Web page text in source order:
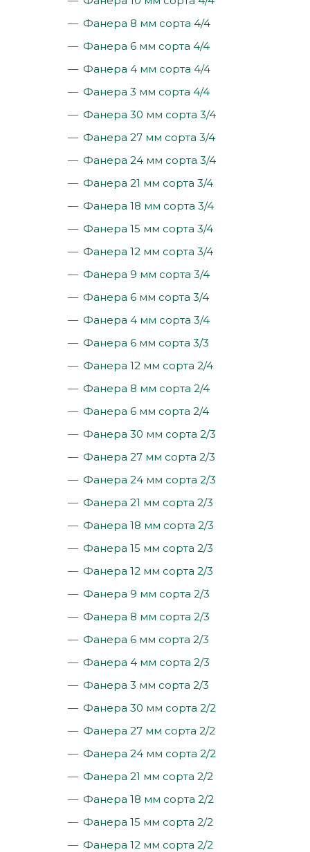
Фанера 8 мм сорта 4/4
Фанера 6 мм сорта 4/4
Фанера 4 мм сорта 4/4
Фанера 3 мм сорта 4/4
Фанера 30 мм сорта 3/4
Фанера 27 мм сорта 3/4
Фанера 24 мм сорта 3/4
Фанера 21 мм сорта 3/4
Фанера 18 мм сорта 3/4
Фанера 15 мм сорта 3/4
Фанера 12 мм сорта 3/4
Фанера 9 мм сорта 3/4
Фанера 6 мм сорта 3/4
Фанера 4 мм сорта 3/4
Фанера 6 мм сорта 3/3
Фанера 12 мм сорта 2/4
Фанера 8 мм сорта 2/4
Фанера 6 мм сорта 2/4
Фанера 30 мм сорта 2/3
Фанера 27 мм сорта 2/3
Фанера 24 мм сорта 2/3
Фанера 21 мм сорта 2/3
Фанера 18 мм сорта 2/3
Фанера 15 мм сорта 2/3
Фанера 12 мм сорта 2/3
Фанера 9 мм сорта 2/3
Фанера 8 мм сорта 2/3
Фанера 6 мм сорта 2/3
Фанера 4 мм сорта 2/3
Фанера 3 мм сорта 2/3
Фанера 30 мм сорта 2/2
Фанера 27 мм сорта 2/2
Фанера 24 мм сорта 2/2
Фанера 21 мм сорта 2/2
Фанера 18 мм сорта 2/2
Фанера 15 мм сорта 2/2
Фанера 12 мм сорта 2/2